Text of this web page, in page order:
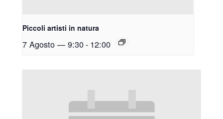
Piccoli artisti in natura
7 Agosto — 9:30- 12:00